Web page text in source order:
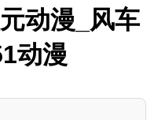
动漫_风车
动漫